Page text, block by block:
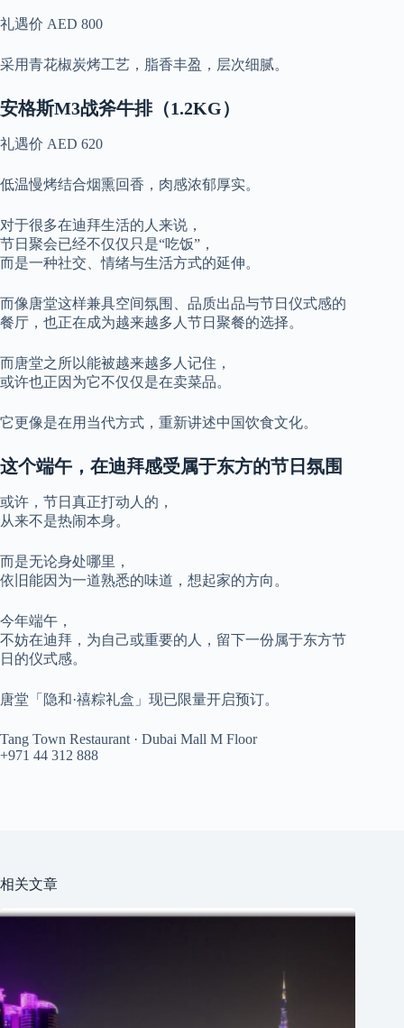
礼遇价 AED 800
采用青花椒炭烤工艺，脂香丰盈，层次细腻。
安格斯M3战斧牛排（1.2KG）
礼遇价 AED 620
低温慢烤结合烟熏回香，肉感浓郁厚实。
对于很多在迪拜生活的人来说，
节日聚会已经不仅仅只是“吃饭”，
而是一种社交、情绪与生活方式的延伸。
而像唐堂这样兼具空间氛围、品质出品与节日仪式感的
餐厅，也正在成为越来越多人节日聚餐的选择。
而唐堂之所以能被越来越多人记住，
或许也正因为它不仅仅是在卖菜品。
它更像是在用当代方式，重新讲述中国饮食文化。
这个端午，在迪拜感受属于东方的节日氛围
或许，节日真正打动人的，
从来不是热闹本身。
而是无论身处哪里，
依旧能因为一道熟悉的味道，想起家的方向。
今年端午，
不妨在迪拜，为自己或重要的人，留下一份属于东方节
日的仪式感。
唐堂「隐和·禧粽礼盒」现已限量开启预订。
Tang Town Restaurant · Dubai Mall M Floor
+971 44 312 888
相关文章